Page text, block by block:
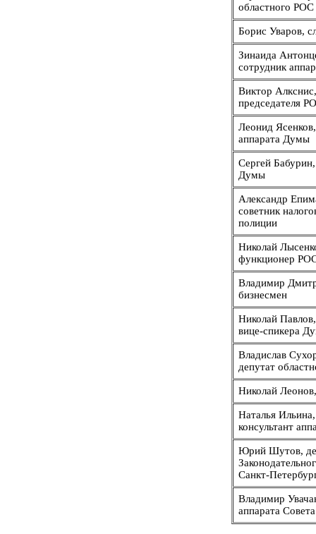
областного РОС
Борис Уваров,
Зинаида
сотрудник
Виктор
председателя
Леонид
аппарата Думы
Сергей
Думы
Александр
советник
полиции
Николай
функционер
Владимир
бизнесмен
Николай
вице-спикера
Владислав
депутат
Николай
Наталья Ильина,
консультант
Юрий Шутов,
Санкт-
Владимир
аппарата